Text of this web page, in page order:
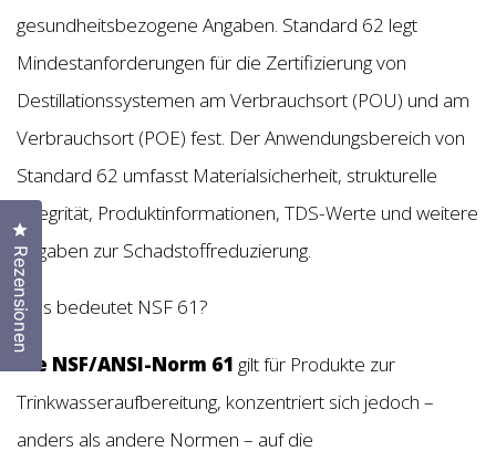
gesundheitsbezogene Angaben. Standard 62 legt
Mindestanforderungen für die Zertifizierung von
Destillationssystemen am Verbrauchsort (POU) und am
Verbrauchsort (POE) fest. Der Anwendungsbereich von
Standard 62 umfasst Materialsicherheit, strukturelle
Integrität, Produktinformationen, TDS-Werte und weitere
Angaben zur Schadstoffreduzierung.
Was bedeutet NSF 61?
Die NSF/ANSI-Norm 61 gilt für Produkte zur
Trinkwasseraufbereitung, konzentriert sich jedoch –
anders als andere Normen – auf die
Rezensionen
Klicken Sie, um den Bewertungsdialog zu öffnen